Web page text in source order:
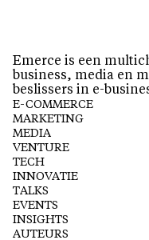
Emerce is een
business, media en
beslissers in e-
E-COMMERCE
MARKETING
MEDIA
VENTURE
TECH
INNOVATIE
TALKS
EVENTS
INSIGHTS
AUTEURS